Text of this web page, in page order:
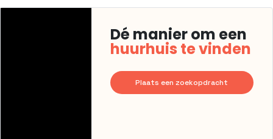
Dé manier om een
huurhuis te vinden
Plaats een zoekopdracht